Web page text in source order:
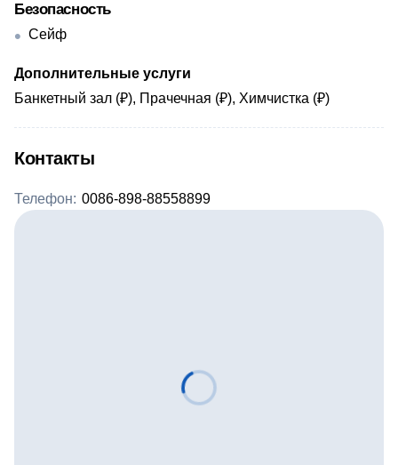
Безопасность
Сейф
Дополнительные услуги
Банкетный зал (₽), Прачечная (₽), Химчистка (₽)
Контакты
Телефон: 0086-898-88558899